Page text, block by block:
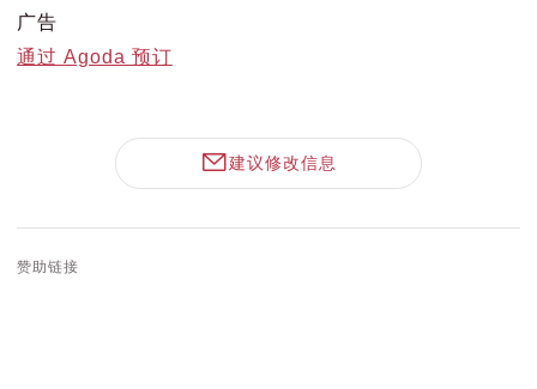
广告
通过 Agoda 预订
建议修改信息
赞助链接